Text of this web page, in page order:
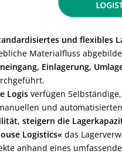
und flexibles
Materialfluss
Einlagerung,
Logis verfügen
und
, steigern die
Logistics« das
anhand eines